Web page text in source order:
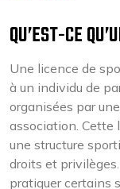
QU’EST-CE
Une licence de
à un individu de
organisées par
association. Cette
une structure
droits et
pratiquer certains